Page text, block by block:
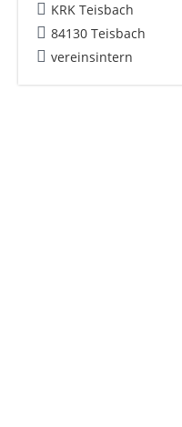
KRK Teisbach
84130 Teisbach
vereinsintern